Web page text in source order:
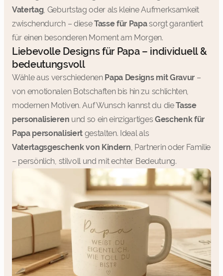
Vatertag, Geburtstag oder als kleine Aufmerksamkeit
zwischendurch – dieseTasse für Papasorgt garantiert
für einen besonderen Moment am Morgen.
Liebevolle Designs für Papa – individuell &
bedeutungsvoll
Wähle aus verschiedenen Papa Designs mit Gravur–
von emotionalen Botschaften bis hin zu schlichten,
modernen Motiven. Auf Wunsch kannst du dieTasse
personalisieren und so ein einzigartigesGeschenk für
Papa personalisiertgestalten. Ideal als
Vatertagsgeschenk von Kindern , Partnerin oder Familie
– persönlich, stilvoll und mit echter Bedeutung.